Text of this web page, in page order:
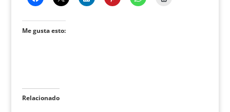
Me gusta esto:
Relacionado